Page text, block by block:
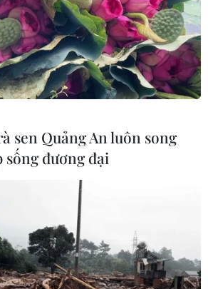
MỤC
sen Quảng An luôn song
đương đại